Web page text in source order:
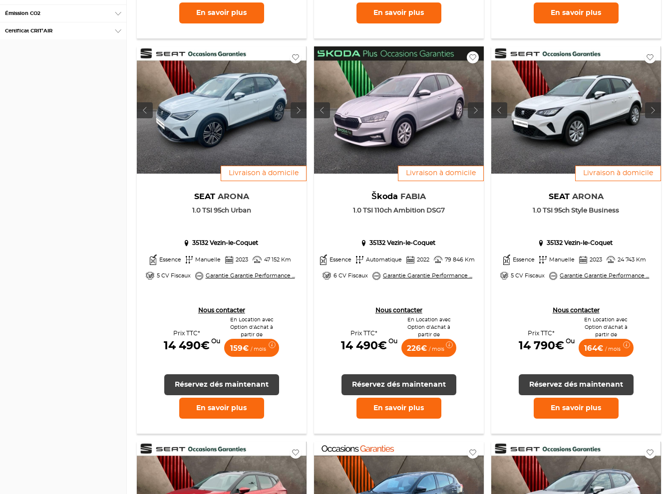
Émission CO2
Certificat CRIT’AIR
En savoir plus En savoir plus En savoir plus
Livraison à domicile
SEAT ARONA
1.0 TSI 95ch Urban
35132 Vezin-le-Coquet
Essence Manuelle 2023 47 152 Km
5 CV Fiscaux Garantie Garantie Performance ...
Nous contacter
Prix TTC*
14 490€ Ou
En Location avec
Option d'Achat à
partir de
159€/ mois
Réservez dés maintenant
En savoir plus
Livraison à domicile
Škoda FABIA
1.0 TSI 110ch Ambition DSG7
35132 Vezin-le-Coquet
Essence Automatique 2022 79 846 Km
6 CV Fiscaux Garantie Garantie Performance ...
Nous contacter
Prix TTC*
14 490€ Ou
En Location avec
Option d'Achat à
partir de
226€ / mois
Réservez dés maintenant
En savoir plus
Livraison à domicile
SEAT ARONA
1.0 TSI 95ch Style Business
35132 Vezin-le-Coquet
Essence Manuelle 2023 24 743 Km
5 CV Fiscaux Garantie Garantie Performance ...
Nous contacter
Prix TTC*
14 790€ Ou
En Location avec
Option d'Achat à
partir de
164€/ mois
Réservez dés maintenant
En savoir plus